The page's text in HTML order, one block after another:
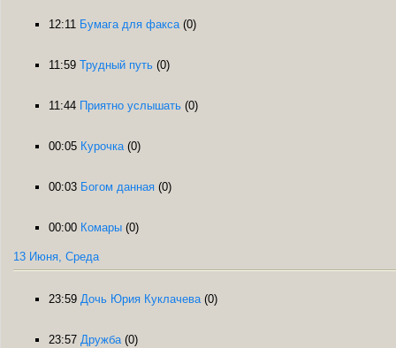
12:11 Бумага для факса (0)
11:59 Трудный путь (0)
11:44 Приятно услышать (0)
00:05 Курочка (0)
00:03 Богом данная (0)
00:00 Комары (0)
13 Июня, Среда
23:59 Дочь Юрия Куклачева (0)
23:57 Дружба (0)